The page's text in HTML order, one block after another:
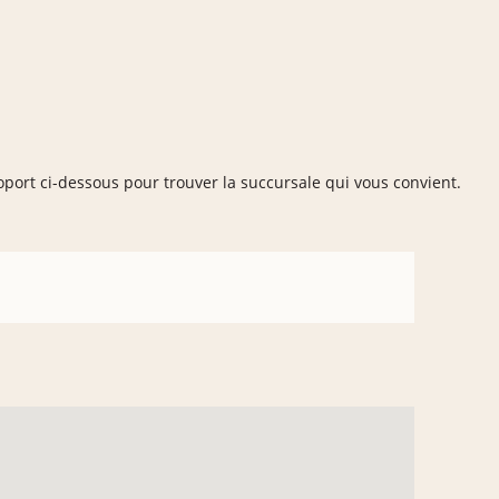
ci-dessous pour trouver la succursale qui vous convient.